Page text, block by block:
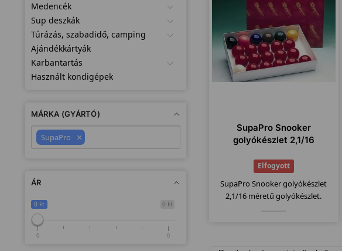
SupaPro Snooker
golyókészlet 2,1/16
Elfogyott
SupaPro Snooker golyókészlet
2,1/16 méretű golyókészlet.
Medencék
Sup deszkák
Túrázás, szabadidő, camping
Ajándékkártyák
Karbantartás
Használt kondigépek
MÁRKA (GYÁRTÓ)
SupaPro ×
ÁR
0 Ft
0 Ft
0 0